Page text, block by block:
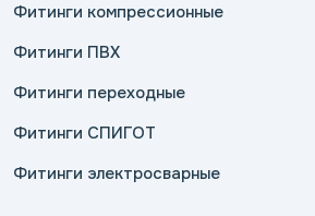
Фитинги компрессионные
Фитинги ПВХ
Фитинги переходные
Фитинги СПИГОТ
Фитинги электросварные